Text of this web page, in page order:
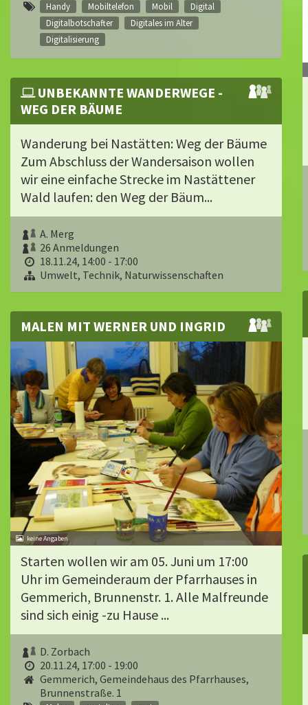
Handy Mobiltelefon Mobil
Digital
Digitalbotschafter
Digitales im Alter
Digitalisierung
UNBEKANNTE WANDERWEGE -
WEG DER BÄUME
Wanderung bei Nastätten: Weg der Bäume
Zum Abschluss der Wandersaison wollen
wir eine einfache Strecke im Nastättener
Wald laufen: den Weg der Bäum...
A. Merg
26 Anmeldungen
18.11.24, 14:00 - 17:00
Umwelt, Technik, Naturwissenschaften
MALEN MIT WERNER UND INGRID
Starten wollen wir am 05. Juni um 17:00
Uhr im Gemeinderaum der Pfarrhauses in
Gemmerich, Brunnenstr. 1. Alle Malfreunde
sind sich einig -zu Hause ...
D. Zorbach
20.11.24, 17:00 - 19:00
Gemmerich, Gemeindehaus des Pfarrhauses,
Brunnenstraße. 1